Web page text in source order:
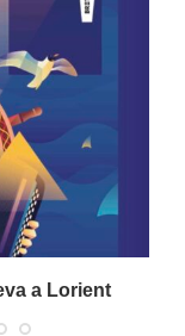
a Lorient